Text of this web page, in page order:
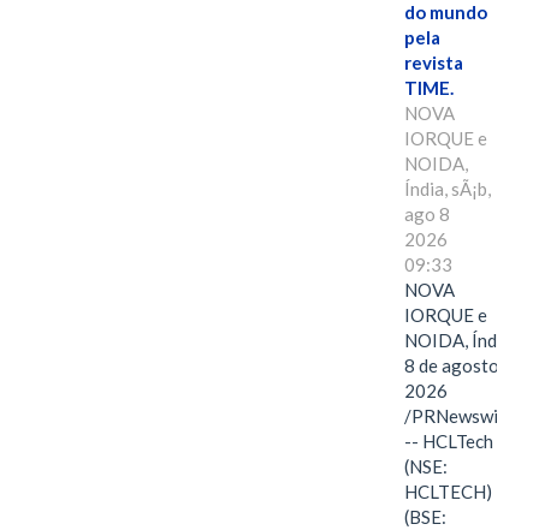
do mundo
pela
revista
TIME.
NOVA
IORQUE e
NOIDA,
Índia, sÃ¡b,
ago 8
2026
09:33
NOVA
IORQUE e
NOIDA, Índia,
8 de agosto de
2026
/PRNewswire/
-- HCLTech
(NSE:
HCLTECH)
(BSE: